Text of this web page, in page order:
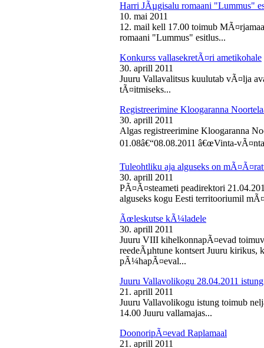
Harri JÃµgisalu romaani "Lummus"
10. mai 2011
12. mail kell 17.00 toimub
romaani "Lummus" esitlus...
Konkurss vallasekretÃ¤ri ametikohale
30. aprill 2011
Juuru Vallavalitsus kuulutab vÃ¤lja
tÃ¤itmiseks...
Registreerimine Kloogaranna
30. aprill 2011
Algas registreerimine Kloogaranna
01.08â€“08.08.2011 â€œVinta-
Tuleohtliku aja alguseks on
30. aprill 2011
PÃ¤Ã¤steameti peadirektori
alguseks kogu Eesti territooriumil
Ãœleskutse kÃ¼ladele
30. aprill 2011
Juuru VIII kihelkonnapÃ¤evad
reedeÃµhtune kontsert Juuru
pÃ¼hapÃ¤eval...
Juuru Vallavolikogu 28.04.2011 istung
21. aprill 2011
Juuru Vallavolikogu istung toimub
14.00 Juuru vallamajas...
DoonoripÃ¤evad Raplamaal
21. aprill 2011